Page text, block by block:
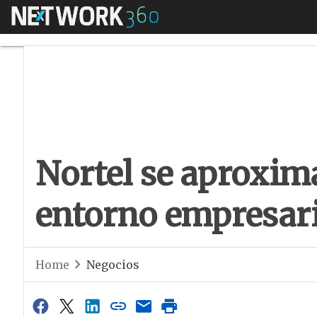
Menú
Nortel se
entorno
Home Negocios